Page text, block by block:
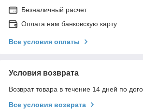
Безналичный расчет
Оплата нам банковскую карту
Все условия оплаты
Условия возврата
Возврат товара в течение 14 дней по
Все условия возврата